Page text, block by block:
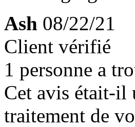
Ash 08/22/21
Client vérifié
1 personne a
Cet avis était-il
traitement de